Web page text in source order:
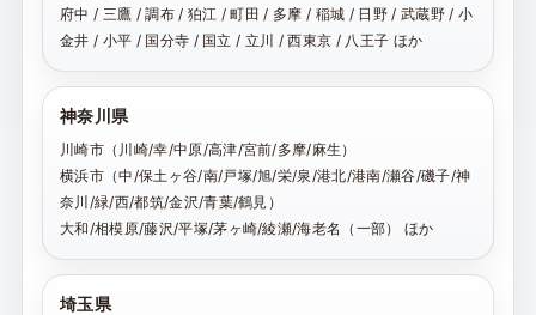
府中 / 三鷹 / 調布 / 狛江 / 町田 / 多摩 / 稲城 / 日野 / 武蔵野 / 小
金井 / 小平 / 国分寺 / 国立 / 立川 / 西東京 / 八王子 ほか
神奈川県
川崎市（川崎/幸/中原/高津/宮前/多摩/麻生）
横浜市（中/保土ヶ谷/南/戸塚/旭/栄/泉/港北/港南/瀬谷/磯子/神
奈川/緑/西/都筑/金沢/青葉/鶴見）
大和/相模原/藤沢/平塚/茅ヶ崎/綾瀬/海老名（一部） ほか
埼玉県